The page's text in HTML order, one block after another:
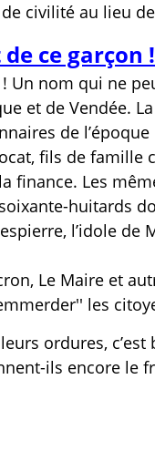
civilité au lieu
ce garçon !
Un nom qui ne
et de Vendée.
de
fils de famille
finance. Les
huitards
l’idole de
Le Maire et
les
ordures,
ils encore le